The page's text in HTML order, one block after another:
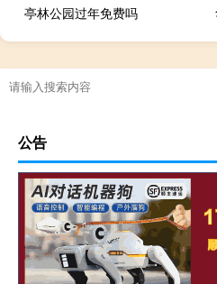
亭林公园过年免费吗
公告